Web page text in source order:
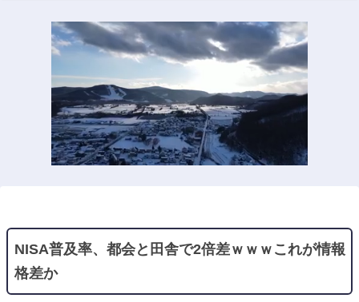
NISA普及率、都会と田舎で2倍差ｗｗｗこれが情報
格差か